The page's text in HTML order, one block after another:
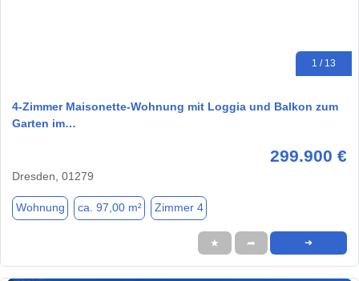
1 / 13
4-Zimmer Maisonette-Wohnung mit Loggia und Balkon zum
Garten im…
299.900 €
Dresden, 01279
Wohnung ca. 97,00 m² Zimmer 4
★ ➦ ➜